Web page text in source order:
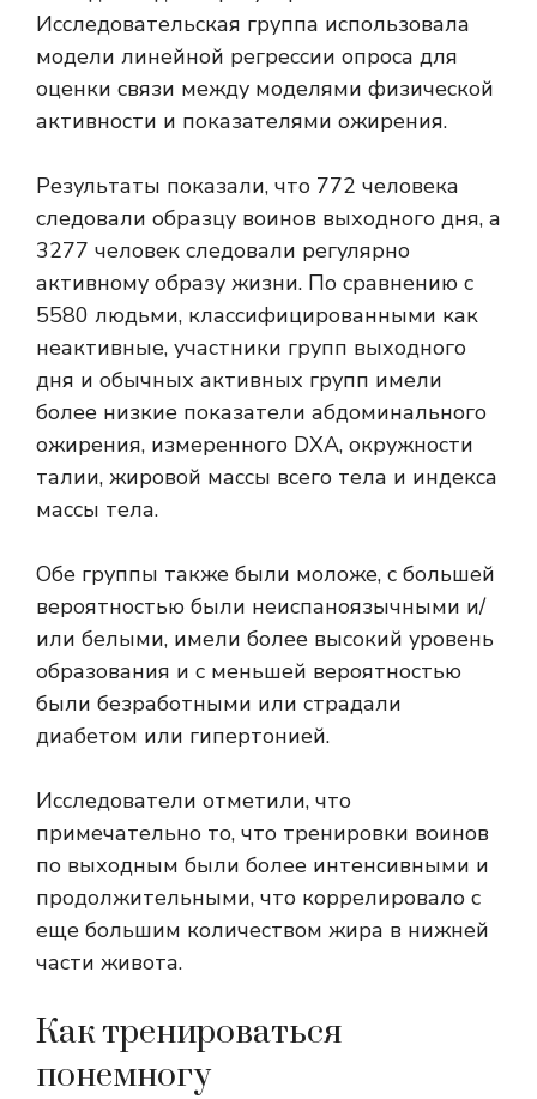
Исследовательская группа использовала
модели линейной регрессии опроса для
оценки связи между моделями физической
активности и показателями ожирения.
Результаты показали, что 772 человека
следовали образцу воинов выходного дня, а
3277 человек следовали регулярно
активному образу жизни. По сравнению с
5580 людьми, классифицированными как
неактивные, участники групп выходного
дня и обычных активных групп имели
более низкие показатели абдоминального
ожирения, измеренного DXA, окружности
талии, жировой массы всего тела и индекса
массы тела.
Обе группы также были моложе, с большей
вероятностью были неиспаноязычными и/
или белыми, имели более высокий уровень
образования и с меньшей вероятностью
были безработными или страдали
диабетом или гипертонией.
Исследователи отметили, что
примечательно то, что тренировки воинов
по выходным были более интенсивными и
продолжительными, что коррелировало с
еще большим количеством жира в нижней
части живота.
Как тренироваться
понемногу